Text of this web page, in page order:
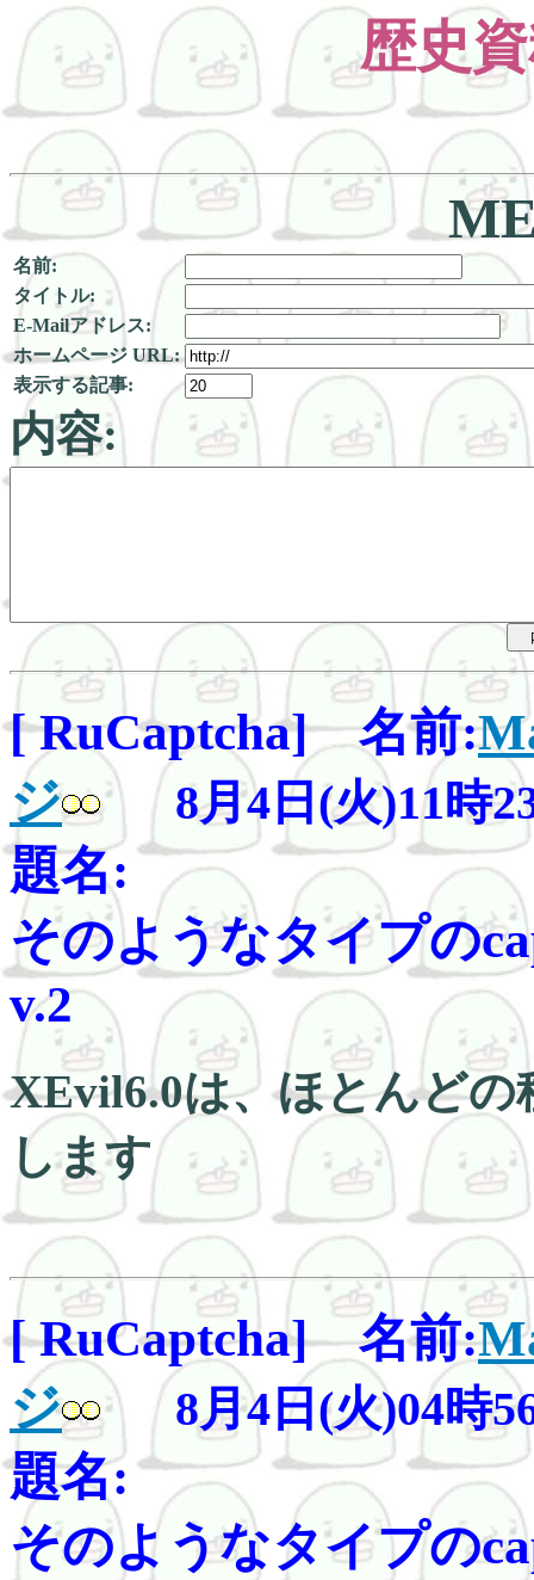
歴史
名前:
タイトル:
E-Mailアドレス:
ホームページ URL:
表示する記事:
内容:
[ RuCaptcha] 名前:
ジ
8月4日(火)11時
題名:
そのようなタイプの
v.2
XEvil6.0は、ほとんどの
します
[ RuCaptcha] 名前:
ジ
8月4日(火)04時
題名:
そのようなタイプの